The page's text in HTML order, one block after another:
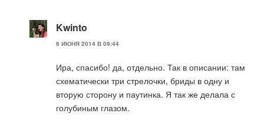
Kwinto
6 ИЮНЯ 2014 В 09:44
Ира, спасибо! да, отдельно. Так в описании: там
схематически три стрелочки, бриды в одну и
вторую сторону и паутинка. Я так же делала с
голубиным глазом.